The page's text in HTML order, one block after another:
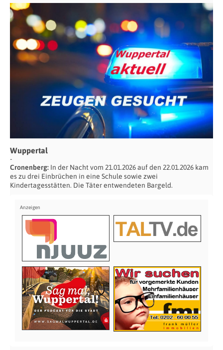
Wuppertal
Cronenberg: In der Nacht vom 21.01.2026 auf den 22.01.2026 kam
es zu drei Einbrüchen in eine Schule sowie zwei
Kindertagesstätten. Die Täter entwendeten Bargeld.